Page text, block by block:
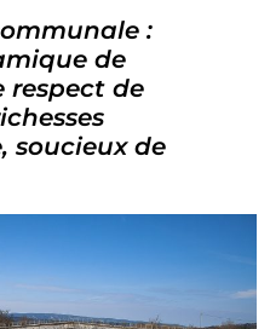
:
de
respect de
soucieux de